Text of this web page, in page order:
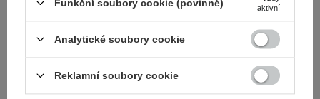
ze světa beauty – přímo do vašeho e-mailu!
Funkční soubory cookie (povinné)
aktivní
Analytické soubory cookie
Reklamní soubory cookie